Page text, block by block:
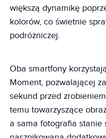
większą dynamikę
kolorów, co świetnie
podróżniczej.
Oba smartfony
Moment, pozwalającej
sekund przed
temu towarzyszące
a sama fotografia stanie